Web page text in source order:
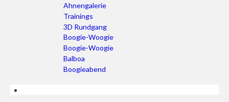
Ahnengalerie
Trainings
3D Rundgang
Boogie-Woogie
Boogie-Woogie
Balboa
Boogieabend